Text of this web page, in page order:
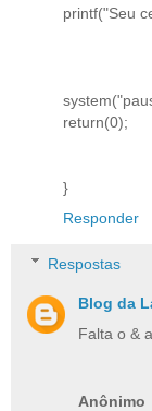
printf("Seu
return(0);
}
Responder
Respostas
Blog da
Falta o &
Anônimo